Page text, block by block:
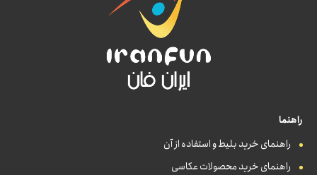
راهنما
راهنمای خرید بلیط و استفاده از آن
راهنمای خرید محصولات عکاسی